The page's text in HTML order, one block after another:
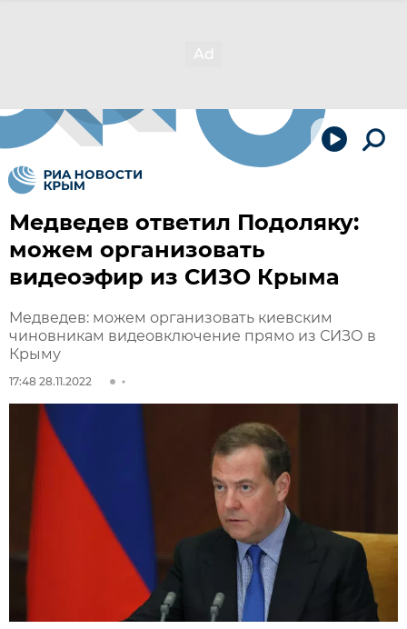
Медведев ответил Подоляку:
можем организовать
видеоэфир из СИЗО Крыма
Медведев: можем организовать киевским
чиновникам видеовключение прямо из СИЗО в
Крыму
17:48 28.11.2022